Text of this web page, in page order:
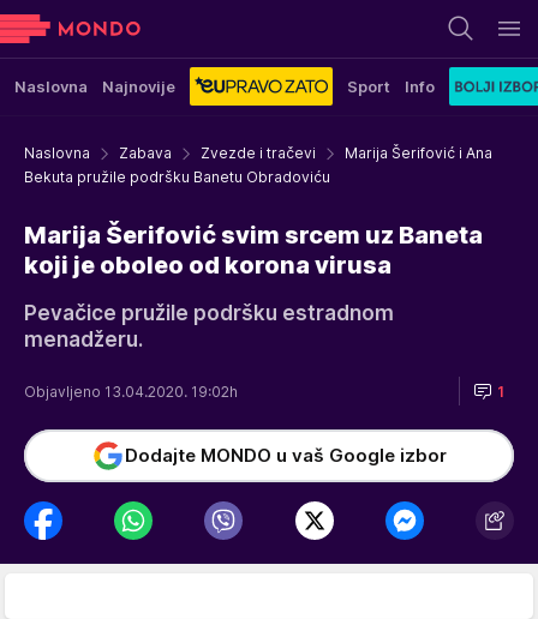
Naslovna Najnovije Sport Info
Naslovna Zabava Zvezde i tračevi
Marija Šerifović i Ana
Bekuta pružile podršku Banetu Obradoviću
Marija Šerifović svim srcem uz Baneta
koji je oboleo od korona virusa
Pevačice pružile podršku estradnom
menadžeru.
Objavljeno 13.04.2020. 19:02h 1
Dodajte MONDO u vaš Google izbor